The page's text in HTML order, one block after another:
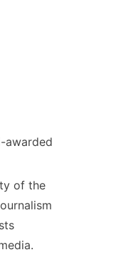
awarded
of the